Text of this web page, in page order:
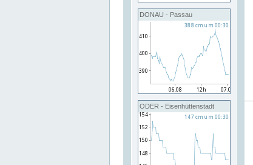
DONAU - Passau
ODER - Eisenhüttenstadt